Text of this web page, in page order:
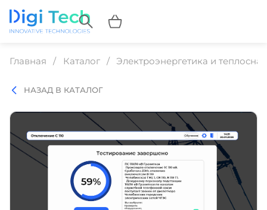
Главная Каталог Электроэнергетика и
НАЗАД В КАТАЛОГ